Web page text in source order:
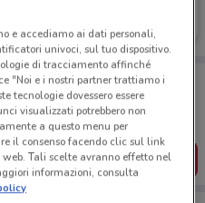
sempre con te!
offerte dei negozi vicino a te,
lista del risparmio, comodamente
L’APP
e accediamo ai dati personali,
univoci, sul tuo dispositivo.
di tracciamento affinché
"Noi e i nostri partner trattiamo i
tecnologie dovessero essere
visualizzati potrebbero non
a questo menu per
il consenso facendo clic sul link
Tali scelte avranno effetto nel
informazioni, consulta